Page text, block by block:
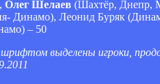
Олег Шелаев (Шахтёр, Днепр,
Динамо), Леонид Буряк
– 50
выделены игроки,